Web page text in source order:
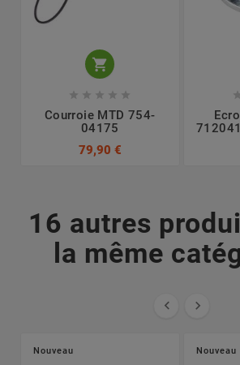

    
Courroie MTD 754-
04175
79,90 €

16 autres
la même
 
Nouveau Nouveau